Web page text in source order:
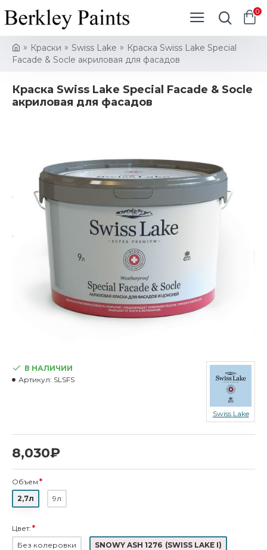
0
Краски Swiss Lake
Краска Swiss Lake Special
Facade & Socle акриловая для фасадов
Краска Swiss Lake Special Facade & Socle
акриловая для фасадов
8,030₽
В НАЛИЧИИ
Артикул: SLSFS
Swiss Lake
Объем
2,7л
9л
Цвет:
Без колеровки
SNOWY ASH 1276 (SWISS LAKE I)